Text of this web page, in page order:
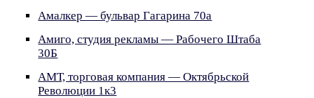
Амалкер — бульвар Гагарина 70а
Амиго, студия рекламы — Рабочего Штаба
30Б
АМТ, торговая компания — Октябрьской
Революции 1к3